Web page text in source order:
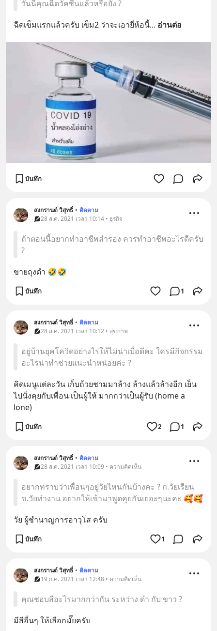
วันนี้คุณฉีดวัคซีนแล้วหรือยัง ?
ฉีดเข็มแรกแล้วครับ เข็ม2 ว่าจะเอายี่ห้อนี้... อ่านต่อ
บันทึก
สงกรานต์ วิสุทธิ์ • ติดตาม
28 ส.ค. 2021 เวลา 10:14 • ธุรกิจ
ถ้าตอนนี้อยากทำอาชีพสำรอง ควรทำอาชีพอะไรดีครับ
?
ขายถุงดำ 🤣🤣
บันทึก 1
สงกรานต์ วิสุทธิ์ • ติดตาม
28 ส.ค. 2021 เวลา 10:12 • สุขภาพ
อยู่บ้านยุคโควิดอย่างไรให้ไม่น่าเบื่อดีคะ ใครมีกิจกรรม
อะไรน่าทำช่วยแนะนำหน่อยค่ะ ?
คิดเมนูแต่ละวัน เก็บถ้วยชามมาล้าง ล้างแล้วล้างอีก เย็น
ไปนั่งคุยกับเพื่อน เป็นผู้ให้ มากกว่าเป็นผู้รับ (home a
lone)
บันทึก 2 1
สงกรานต์ วิสุทธิ์ • ติดตาม
28 ส.ค. 2021 เวลา 10:09 • ความคิดเห็น
อยากทราบว่าเพื่อนๆอยู่วัยไหนกันบ้างคะ ? ก.วัยเรียน
ข.วัยทำงาน อยากให้เข้ามาพูดคุยกันเยอะๆนะคะ 🥰🥰
วัย ผู้ชำนาญการอาวุโส ครับ
บันทึก 1
สงกรานต์ วิสุทธิ์ • ติดตาม
19 ก.ค. 2021 เวลา 12:48 • ความคิดเห็น
คุณชอบสีอะไรมากกว่ากัน ระหว่าง ดำ กับ ขาว ?
มีสีอื่นๆ ให้เลือกมั๊ยครับ